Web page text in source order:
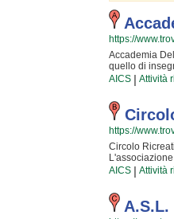
https://
Accademia
quello di
frequentano!
verificare i
professionali
soddisfazione
ricreative
ancora per
in cui potrai
quotidiani. Se
cliccando sul
AICS | Attività
https://
Circolo
ogni giorno
gli uni dagli
"storici" sono
attività
carte rende
AICS | Attività
A.s.l.